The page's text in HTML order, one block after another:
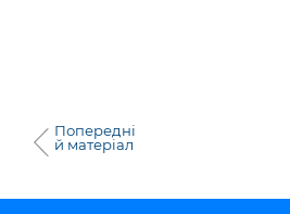
Попередні
й матеріал